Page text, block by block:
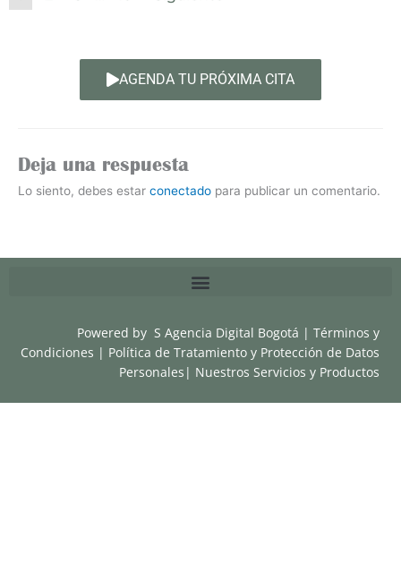
AGENDA TU PRÓXIMA CITA
Deja una respuesta
Lo siento, debes estar conectado para publicar un comentario.
Powered by S Agencia Digital Bogotá |Términos y
Condiciones | Política de Tratamiento y Protección de Datos
Personales | Nuestros Servicios y Productos